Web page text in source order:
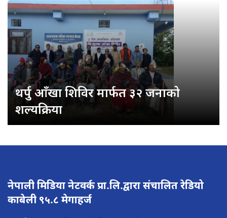
थर्पु आँखा शिविर मार्फत ३२ जनाको
शल्यक्रिया
नेपाली मिडिया नेटवर्क प्रा.लि.द्वारा संचालित रेडियो
काबेली ९५.८ मेगाहर्ज